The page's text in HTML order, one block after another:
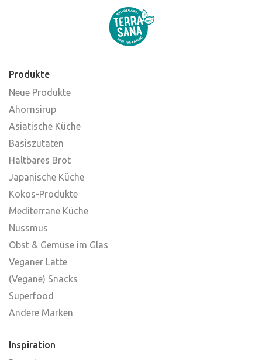
Produkte
Neue Produkte
Ahornsirup
Asiatische Küche
Basiszutaten
Haltbares Brot
Japanische Küche
Kokos-Produkte
Mediterrane Küche
Nussmus
Obst & Gemüse im Glas
Veganer Latte
(Vegane) Snacks
Superfood
Andere Marken
Inspiration